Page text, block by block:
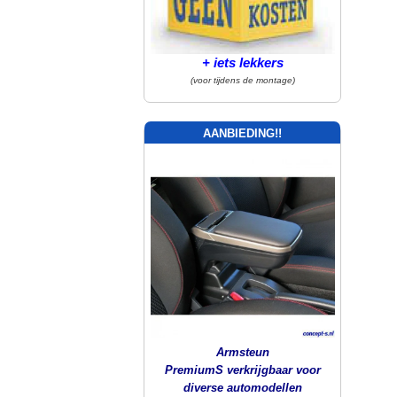
+ iets lekkers
(voor tijdens de montage)
AANBIEDING!!
Armsteun
PremiumS verkrijgbaar voor
diverse automodellen